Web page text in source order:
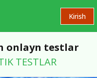
Kirish
onlayn testlar
TESTLAR